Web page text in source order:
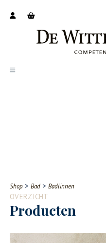
Contact
Shop > Bad > Badlinnen
OVERZICHT
Producten